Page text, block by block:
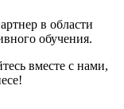
в области
обучения.
вместе с нами,